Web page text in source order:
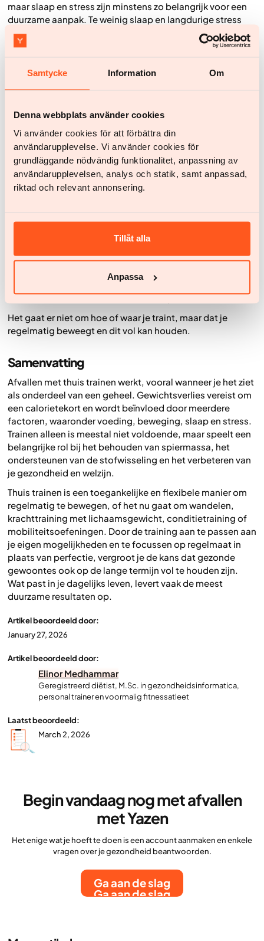
Samtycke Information Om
Denna webbplats använder cookies
Vi använder cookies för att förbättra din
användarupplevelse. Vi använder cookies för
grundläggande nödvändig funktionalitet, anpassning av
användarupplevelsen, analys och statik, samt anpassad,
riktad och relevant annonsering.
Tillåt alla
Anpassa
maar slaap en stress zijn minstens zo belangrijk voor een
duurzame aanpak. Te weinig slaap en langdurige stress
kunnen het lastiger maken om je aan gezonde gewoontes
te houden. Daardoor kan afvallen zwaarder aanvoelen,
vooral als je snel resultaat wilt zonder voldoende
aandacht voor herstel.
Daarom is het belangrijk om slaap en stressmanagement
dezelfde tijden naar bed gaat en opstaat, ondersteunt het
herstel van je lichaam. Ook korte pauzes overdag, diepe
ademhaling of eenvoudige ontspanningsoefeningen
kunnen helpen om stress te verminderen. Door goed voor
je slaap en stressniveau te zorgen, geef je je lichaam
betere voorwaarden om af te vallen en vergroot je de kans
dat je je gedurende het hele proces goed blijft voelen.
Thuis trainen als onderdeel van het geheel
wanneer het onderdeel is van een bredere aanpak. Door
beweging te combineren met een gebalanceerd
eetpatroon, voldoende herstel en aandacht voor stress,
ontstaan betere voorwaarden voor blijvende resultaten.
Het gaat er niet om hoe of waar je traint, maar dat je
regelmatig beweegt en dit vol kan houden.
Samenvatting
Afvallen met thuis trainen werkt, vooral wanneer je het ziet
als onderdeel van een geheel. Gewichtsverlies vereist om
een calorietekort en wordt beïnvloed door meerdere
factoren, waaronder voeding, beweging, slaap en stress.
Trainen alleen is meestal niet voldoende, maar speelt een
belangrijke rol bij het behouden van spiermassa, het
ondersteunen van de stofwisseling en het verbeteren van
je gezondheid en welzijn.
Thuis trainen is een toegankelijke en flexibele manier om
regelmatig te bewegen, of het nu gaat om wandelen,
krachttraining met lichaamsgewicht, conditietraining of
mobiliteitsoefeningen. Door de training aan te passen aan
je eigen mogelijkheden en te focussen op regelmaat in
plaats van perfectie, vergroot je de kans dat gezonde
gewoontes ook op de lange termijn vol te houden zijn.
Wat past in je dagelijks leven, levert vaak de meest
duurzame resultaten op.
Artikel beoordeeld door:
January 27, 2026
Artikel beoordeeld door:
Elinor Medhammar
Geregistreerd diëtist, M.Sc. in gezondheidsinformatica,
personal trainer en voormalig fitnessatleet
Laatst beoordeeld:
March 2, 2026
Begin vandaag nog met afvallen
met Yazen
Het enige wat je hoeft te doen is een account aanmaken en enkele
vragen over je gezondheid beantwoorden.
Ga aan de slag
Ga aan de slag